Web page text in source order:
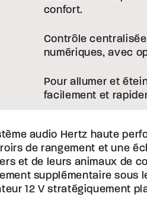
confort.
Contrôle
numériques, avec
Pour allumer et
facilement et
audio Hertz haute
de rangement et une
et de leurs animaux de
supplémentaire sous
12 V stratégiquement